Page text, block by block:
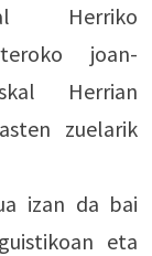
Herriko
joan-
Herrian
zuelarik
izan da bai
eta